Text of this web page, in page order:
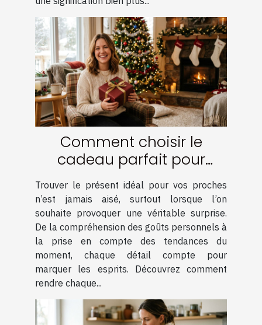
Comment choisir le
cadeau parfait pour
surprendre vos proches ?
Trouver le présent idéal pour vos proches
n’est jamais aisé, surtout lorsque l’on
souhaite provoquer une véritable surprise.
De la compréhension des goûts personnels à
la prise en compte des tendances du
moment, chaque détail compte pour
marquer les esprits. Découvrez comment
rendre chaque...